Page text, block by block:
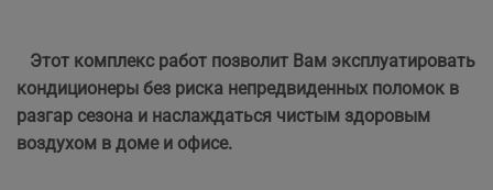
Этот комплекс работ позволит Вам эксплуатировать
кондиционеры без риска непредвиденных поломок в
разгар сезона и наслаждаться чистым здоровым
воздухом в доме и офисе.